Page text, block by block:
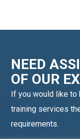
NEED
OF OUR
If you would like to
training services
requirements.